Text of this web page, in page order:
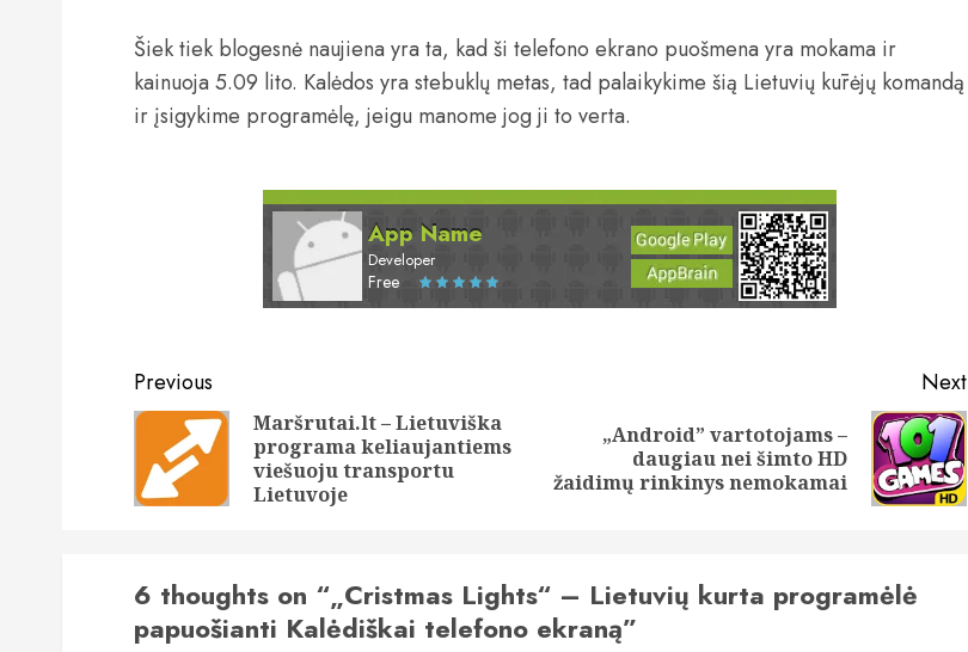
Šiek tiek blogesnė naujiena yra ta, kad ši telefono ekrano puošmena yra mokama ir
kainuoja 5.09 lito. Kalėdos yra stebuklų metas, tad palaikykime šią Lietuvių kūrėjų komandą
ir įsigykime programėlę, jeigu manome jog ji to verta.
App Name
Developer
Free
Post
navigation
Previous
Previous
post:
Maršrutai.lt – Lietuviška
programa keliaujantiems
viešuoju transportu
Lietuvoje
Next
post:
„Android” vartotojams –
daugiau nei šimto HD
žaidimų rinkinys nemokamai
6 thoughts on “„Cristmas Lights“ – Lietuvių kurta programėlė
papuošianti Kalėdiškai telefono ekraną”